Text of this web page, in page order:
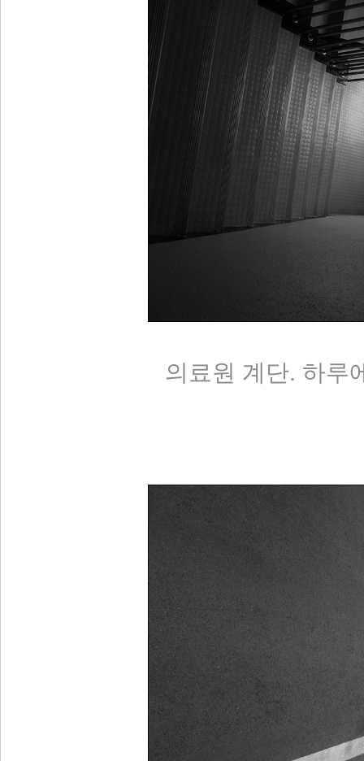
의료원 계단. 하루